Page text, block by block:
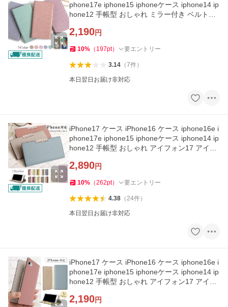
phone17e iphone15 iphoneケース iphone14 ip
hone12 手帳型 おしゃれ ミラー付き ベルトな
2,190円
10% （ 197pt） 要エントリー
3.14（7件）
本日翌日お届け非対応
iPhone17 ケース iPhone16 ケース iphone16e i
phone17e iphone15 iphoneケース iphone14 ip
hone12 手帳型 おしゃれ アイフォン17 アイフ
2,890円
10% （262pt） 要エントリー
4.38（24件）
本日翌日お届け非対応
iPhone17 ケース iPhone16 ケース iphone16e i
phone17e iphone15 iphoneケース iphone14 ip
hone12 手帳型 おしゃれ アイフォン17 アイフ
2,190円